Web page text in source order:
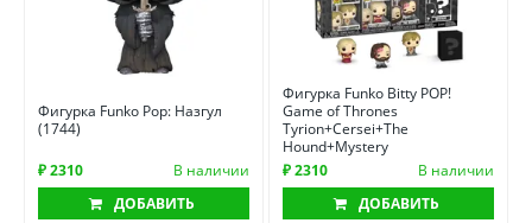
Фигурка Funko Pop: Назгул
(1744)
₽ 2310
В наличии
ДОБАВИТЬ
Фигурка Funko Bitty POP!
Game of Thrones
Tyrion+Cersei+The
Hound+Mystery
₽ 2310
В наличии
ДОБАВИТЬ